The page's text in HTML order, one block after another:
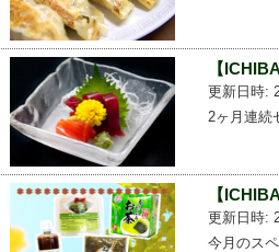
【
更新日時:
2ヶ月連続
【
更新日時:
今月のス